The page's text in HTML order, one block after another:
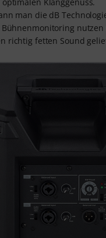
Klanggenuss.
man die dB
nutzen
richtig fetten Sound